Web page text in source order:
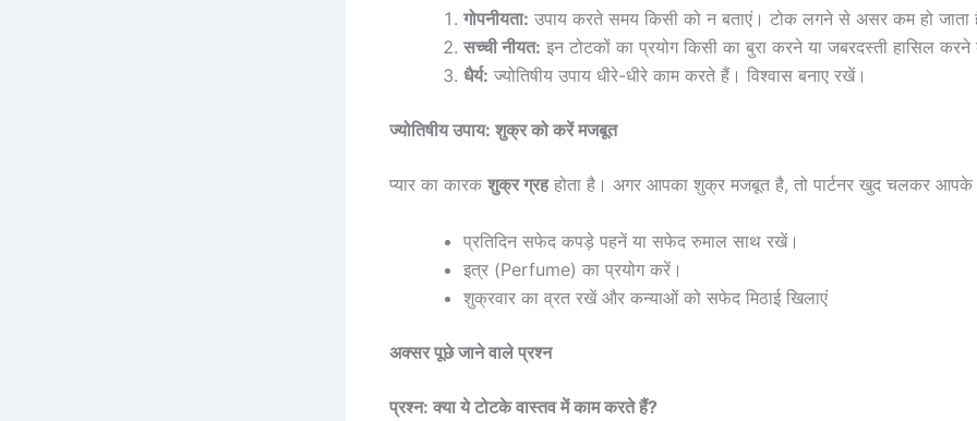
गोपनीयता: उपाय करते समय किसी को न बताएं। टोक लगने से असर कम हो जाता
सच्ची नीयत: इन टोटकों का प्रयोग किसी का बुरा करने या जबरदस्ती हासिल
धैर्य: ज्योतिषीय उपाय धीरे-धीरे काम करते हैं। विश्वास बनाए रखें।
ज्योतिषीय उपाय: शुक्र को करें मजबूत
प्यार का कारक शुक्र ग्रहहोता है। अगर आपका शुक्र मजबूत है, तो पार्टनर खुद चलकर आपके
प्रतिदिन सफेद कपड़े पहनें या सफेद रुमाल साथ रखें।
इत्र (Perfume) का प्रयोग करें।
शुक्रवार का व्रत रखें और कन्याओं को सफेद मिठाई खिलाएं
अक्सर पूछे जाने वाले प्रश्न
प्रश्न: क्या ये टोटके वास्तव में काम करते हैं?